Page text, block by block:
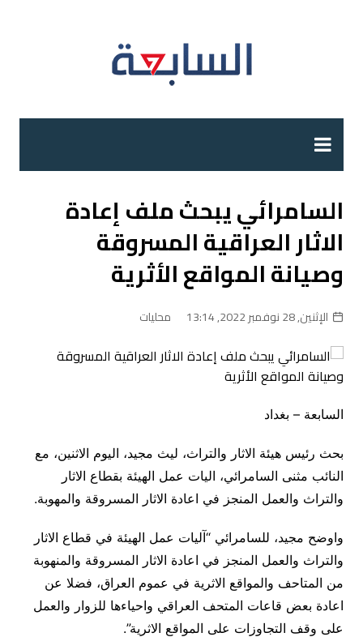
السامرائي يبحث ملف إعادة
الاثار العراقية المسروقة
وصيانة المواقع الأثرية
الإثنين, 28 نوفمبر 2022, 13:14 محليات
السابعة – بغداد
بحث رئيس هيئة الاثار والتراث، ليث مجيد، اليوم الاثنين، مع
النائب مثنى السامرائي، اليات عمل الهيئة بقطاع الاثار
والتراث والعمل المنجز في اعادة الاثار المسروقة والمهوبة.
واوضح مجيد، للسامرائي “آليات عمل الهيئة في قطاع الاثار
والتراث والعمل المنجز في اعادة الاثار المسروقة والمنهوبة
من المتاحف والمواقع الاثرية في عموم العراق، فضلا عن
اعادة بعض قاعات المتحف العراقي واحياءها للزوار والعمل
على وقف التجاوزات على المواقع الاثرية”.